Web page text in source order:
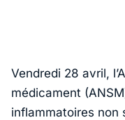
Vendredi 28 avril,
médicament
inflammatoires non